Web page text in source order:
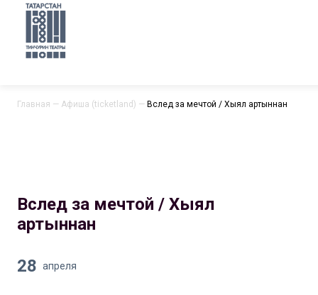
Главная — Афиша (ticketland) — Вслед за мечтой / Хыял артыннан
Вслед за мечтой / Хыял
артыннан
28 апреля